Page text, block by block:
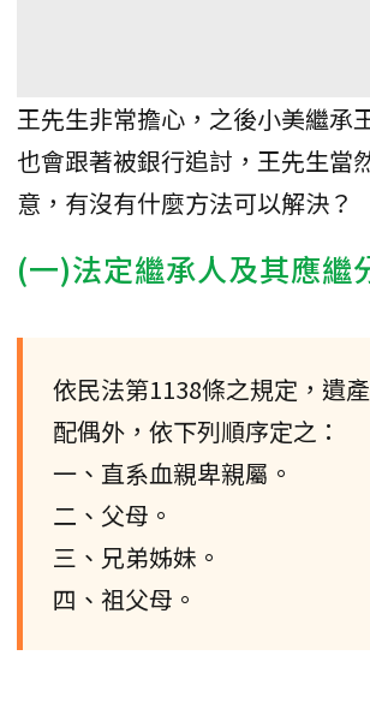
王先生非常擔心，之後小美繼承
也會跟著被銀行追討，王先生當
意，有沒有什麼方法可以解決？
(一)法定繼承人及其應繼
依民法第1138條之規定，遺
配偶外，依下列順序定之：
一、直系血親卑親屬。
二、父母。
三、兄弟姊妹。
四、祖父母。